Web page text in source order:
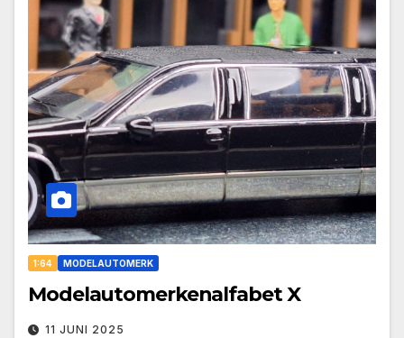
1:64 MODELAUTOMERK
Modelautomerkenalfabet X
11 JUNI 2025